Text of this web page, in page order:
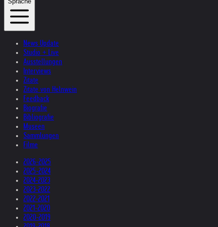
News Update
Studio + Live
Ausstellungen
Interviews
Zitate
Zitate von Helnwein
Feedback
Biografie
Bibliografie
Museen
Sammlungen
Filme
2026-2025
2025-2024
2024-2023
2023-2022
2022-2021
2021-2020
2020-2019